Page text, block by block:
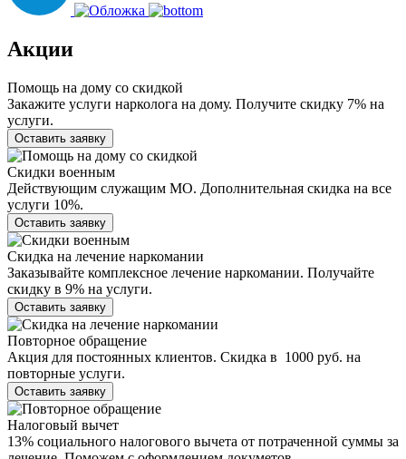
Акции
Помощь на дому со скидкой
Закажите услуги нарколога на дому. Получите скидку 7% на
услуги.
Оставить заявку
Скидки военным
Действующим служащим МО. Дополнительная скидка на все
услуги 10%.
Оставить заявку
Скидка на лечение наркомании
Заказывайте комплексное лечение наркомании. Получайте
скидку в 9% на услуги.
Оставить заявку
Повторное обращение
Акция для постоянных клиентов. Скидка в 1000 руб. на
повторные услуги.
Оставить заявку
Налоговый вычет
13% социального налогового вычета от потраченной суммы за